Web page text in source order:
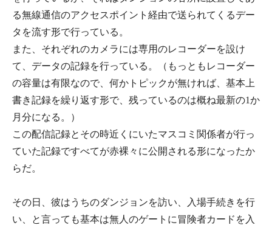
る無線通信のアクセスポイント経由で送られてくるデー
タを流す形で行っている。
また、それぞれのカメラには専用のレコーダーを設け
て、データの記録を行っている。（もっともレコーダー
の容量は有限なので、何かトピックが無ければ、基本上
書き記録を繰り返す形で、残っているのは概ね最新の1か
月分になる。）
この配信記録とその時近くにいたマスコミ関係者が行っ
ていた記録ですべてが赤裸々に公開される形になったか
らだ。
その日、彼はうちのダンジョンを訪い、入場手続きを行
い、と言っても基本は無人のゲートに冒険者カードを入